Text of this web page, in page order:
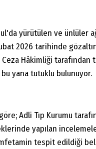
yürütülen ve ünlüler
2026 tarihinde
Ceza Hâkimliği
yana tutuklu bulunuyor.
Adli Tıp Kurumu
yapılan
tespit edildiği